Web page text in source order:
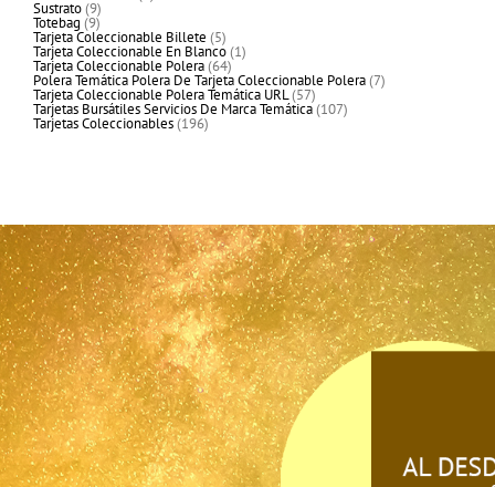
productos
Sustrato 99
productos
Totebag 99
productos
Tarjeta Coleccionable Billete 55
productos
Tarjeta Coleccionable En Blanco 11
producto
Tarjeta Coleccionable Polera 6464
productos
Polera Temática Polera De Tarjeta Coleccionable Polera 77
productos
Tarjeta Coleccionable Polera Temática URL 5757
productos
Tarjetas Bursátiles Servicios De Marca Temática 107107
productos
Tarjetas Coleccionables 196196
productos